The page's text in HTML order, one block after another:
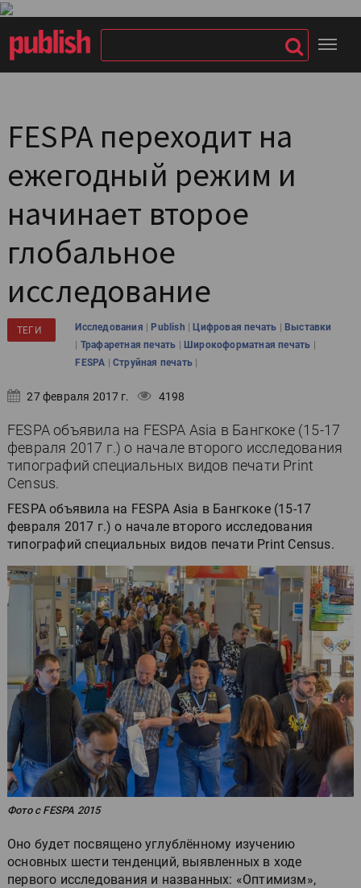
FESPA переходит на
ежегодный режим и
начинает второе
глобальное
исследование
ТЕГИ Исследования |Publish |Цифровая печать |Выставки
| Трафаретная печать |Широкоформатная печать |
FESPA | Струйная печать |
27 февраля 2017 г. 4198
FESPA объявила на FESPA Asia в Бангкоке (15-17
февраля 2017 г.) о начале второго исследования
типографий специальных видов печати Print
Census.
FESPA объявила на FESPA Asia в Бангкоке (15-17
февраля 2017 г.) о начале второго исследования
типографий специальных видов печати Print Census.
Фото с FESPA 2015
Оно будет посвящено углублённому изучению
основных шести тенденций, выявленных в ходе
первого исследования и названных: «Оптимизм»,